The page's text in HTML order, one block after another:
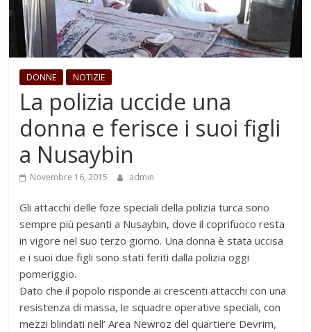
DONNE NOTIZIE
La polizia uccide una
donna e ferisce i suoi figli
a Nusaybin
Novembre 16, 2015 admin
Gli attacchi delle foze speciali della polizia turca sono
sempre più pesanti a Nusaybin, dove il coprifuoco resta
in vigore nel suo terzo giorno. Una donna è stata uccisa
e i suoi due figli sono stati feriti dalla polizia oggi
pomeriggio.
Dato che il popolo risponde ai crescenti attacchi con una
resistenza di massa, le squadre operative speciali, con
mezzi blindati nell’ Area Newroz del quartiere Devrim,